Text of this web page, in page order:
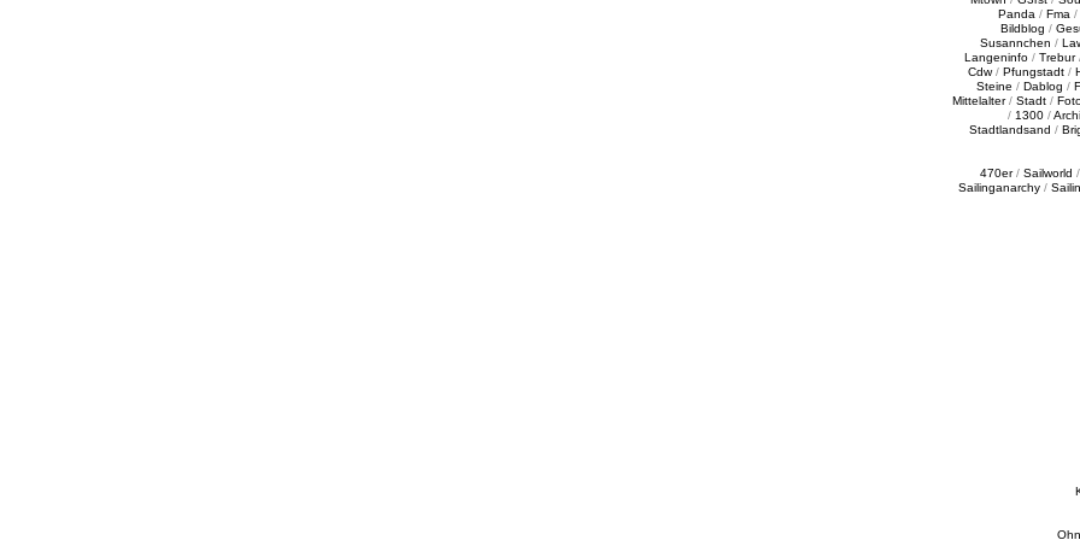
Panda / Fma /
Bildblog /
Susannchen /
Langeninfo / Trebur
Cdw/ Pfungstadt /
Steine / Dablog /
Mittelalter/ Stadt /
/ 1300 /
Stadtlandsand /
470er/ Sailworld
Sailinganarchy /